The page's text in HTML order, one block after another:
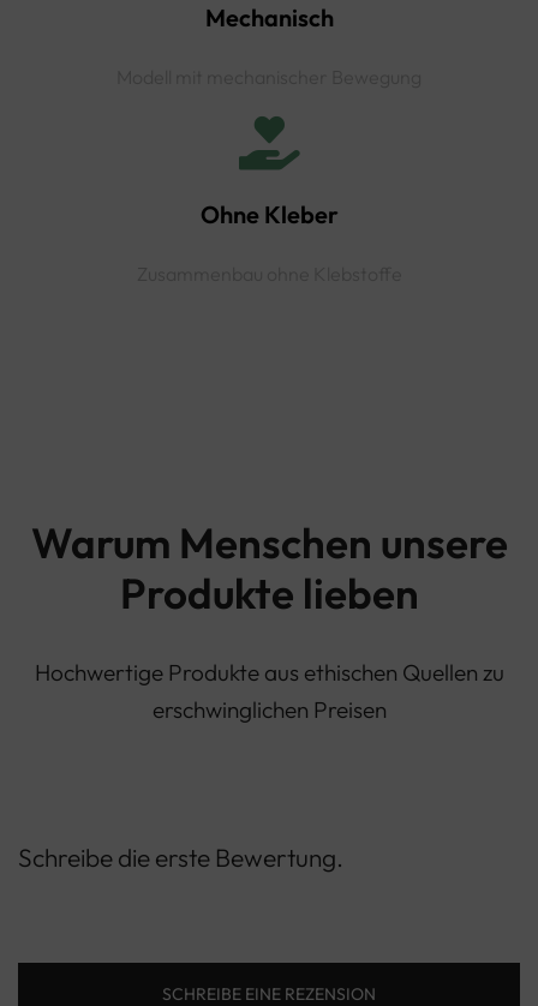
Mechanisch
Ohne Kleber
Warum Menschen unsere
Produkte lieben
Hochwertige Produkte aus ethischen Quellen zu
erschwinglichen Preisen
Schreibe die erste Bewertung.
SCHREIBE EINE REZENSION